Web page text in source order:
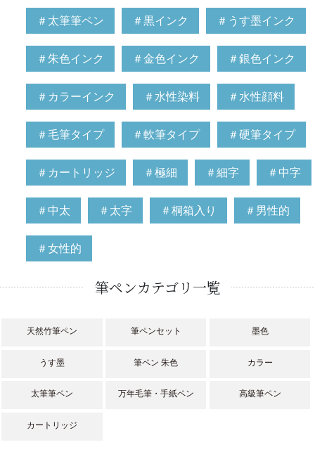
＃太筆筆ペン ＃黒インク ＃うす墨インク
＃朱色インク ＃金色インク ＃銀色インク
＃カラーインク ＃水性染料 ＃水性顔料
＃毛筆タイプ ＃軟筆タイプ ＃硬筆タイプ
＃カートリッジ ＃極細 ＃細字 ＃中字
＃中太 ＃太字 ＃桐箱入り ＃男性的
＃女性的
筆ペンカテゴリ一覧
天然竹筆ペン 筆ペンセット 墨色
うす墨 筆ペン 朱色 カラー
太筆筆ペン 万年毛筆・手紙ペン 高級筆ペン
カートリッジ